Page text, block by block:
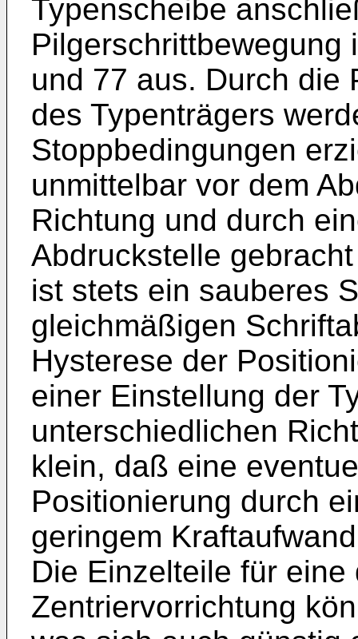
Typenscheibe
Pilgerschrittbewegung
und 77 aus. Durch die
des Typenträgers
Stoppbedingungen
unmittelbar vor dem
Richtung und durch
Abdruckstelle
ist stets ein sauberes
gleichmäßigen
Hysterese der
einer Einstellung der
unterschiedlichen
klein, daß eine
Positionierung durch
geringem
Die Einzelteile für eine
Zentriervorrichtung